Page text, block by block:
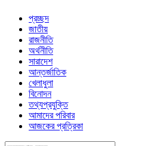
প্রচ্ছদ
জাতীয়
রাজনীতি
অর্থনীতি
সারাদেশ
আন্তর্জাতিক
খেলাধুলা
বিনোদন
তথ্যপ্রযুক্তি
আমাদের পরিবার
আজকের প্রত্রিকা